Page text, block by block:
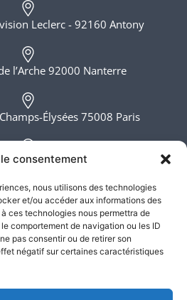
consentement
nous utilisons des technologies
et/ou accéder aux informations des
ces technologies nous permettra de
comportement de navigation ou les ID
pas consentir ou de retirer son
négatif sur certaines caractéristiques
Leclerc - 92160 Antony
l’Arche 92000 Nanterre
Élysées 75008 Paris
Sauvage 91000 Evry
8h - 20h